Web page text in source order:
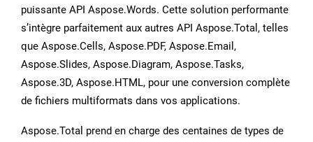
puissante API Aspose.Words. Cette solution performante
s’intègre parfaitement aux autres API Aspose.Total, telles
que Aspose.Cells, Aspose.PDF, Aspose.Email,
Aspose.Slides, Aspose.Diagram, Aspose.Tasks,
Aspose.3D, Aspose.HTML, pour une conversion complète
de fichiers multiformats dans vos applications.
Aspose.Total prend en charge des centaines de types de